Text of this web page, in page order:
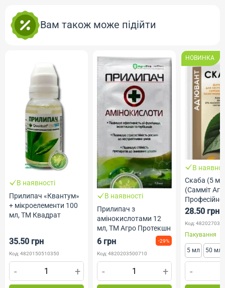
Вам також може підійти
В наявності
Прилипач «Квантум»
+ мікроелементи 100
мл, ТМ Квадрат
35.50 грн
Код: 4820150510350
- +
В наявності
Прилипач з
амінокислотами 12
мл, ТМ Агро Протекшн
6 грн -29%
Код: 4820203500710
- +
НОВИНКА
В
Скаба (5
(Самміт
Професійне
28.50 грн
Код:
Пакування
5 мл 50 мл
-